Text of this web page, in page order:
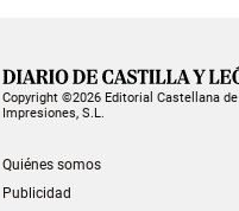
Copyright ©2026 Editorial Castellana de
Impresiones, S.L.
Quiénes somos
Publicidad